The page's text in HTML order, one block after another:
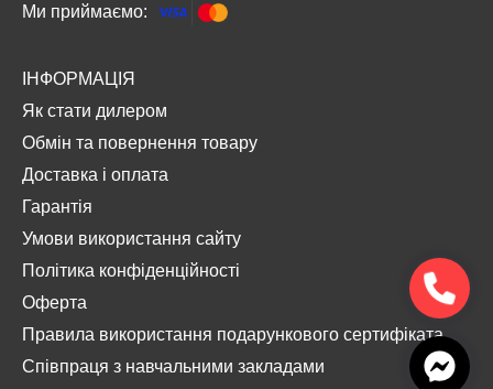
Ми приймаємо:
ІНФОРМАЦІЯ
Як стати дилером
Обмін та повернення товару
Доставка і оплата
Гарантія
Умови використання сайту
Політика конфіденційності
Оферта
Правила використання подарункового сертифіката
Співпраця з навчальними закладами